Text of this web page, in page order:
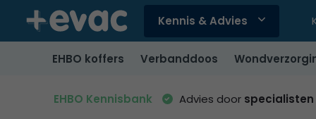
Kennis & Advies
Gebruik
de
pijltjesEHBO koffers Verbanddoos
EHBO Kennisbank Advies door specialisten